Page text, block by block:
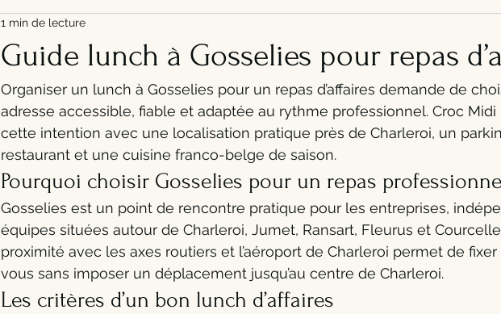
Guide lunch à Gosselies pour repas
1 min de lecture
Organiser un lunch à Gosselies pour un repas d’affaires demande de
adresse accessible, fiable et adaptée au rythme professionnel. Croc Midi
cette intention avec une localisation pratique près de Charleroi, un
restaurant et une cuisine franco-belge de saison.
Pourquoi choisir Gosselies pour un repas
Gosselies est un point de rencontre pratique pour les entreprises,
équipes situées autour de Charleroi, Jumet, Ransart, Fleurus et
proximité avec les axes routiers et l’aéroport de Charleroi permet de
vous sans imposer un déplacement jusqu’au centre de Charleroi.
Les critères d’un bon lunch d’affaires